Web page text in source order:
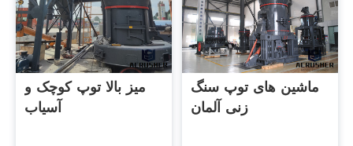
میز بالا توپ کوچک و
آسیاب
ماشین های توپ سنگ
زنی آلمان